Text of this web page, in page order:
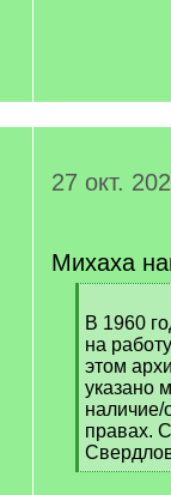
27 окт.
Михаха
q
]
В 1960
на
этом
указано
наличие/
правах.
[